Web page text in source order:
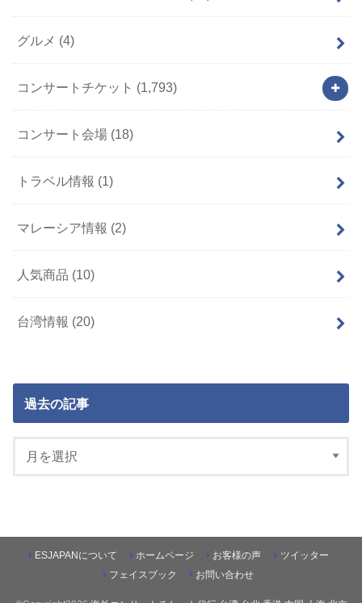
グルメ (4)
コンサートチケット (1,793)
コンサート会場 (18)
トラベル情報 (1)
マレーシア情報 (2)
人気商品 (10)
台湾情報 (20)
過去の記事
ESJAPANについて ホームページ お客様の声
ツイッター
フェイスブック
お問い合わせ